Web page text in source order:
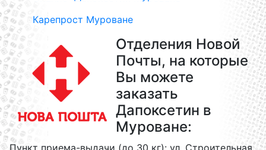
Карепрост Муроване
Отделения Новой
Почты, на которые
Вы можете
заказать
Дапоксетин в
Муроване:
Пункт приема-выдачи (до 30 кг): ул. Строительная,